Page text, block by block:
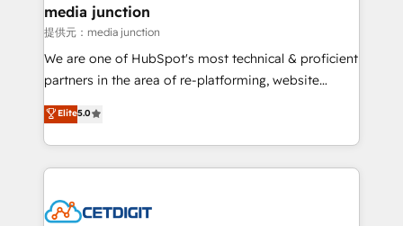
Mexico, USA, and Portugal—we've executed over a
hundred successful operations. Our approach,
rooted in RevOps principles, integrates analysis,
training, planning, and qualification. Leveraging
inbound marketing tactics, we focus on
understanding, nurturing, and converting leads.
competitive market.
media junction
提供元：media junction
We are one of HubSpot's most technical & proficient
partners in the area of re-platforming, website
design & development. We specialize in multi-hub
implementations for mid-market & enterprise
companies. We are woman-owned, powered by
coffee, and we ❤️ dogs. We produce award-winning
Impact Award 🏆2022 Technical Expertise Impact
Elite5.0